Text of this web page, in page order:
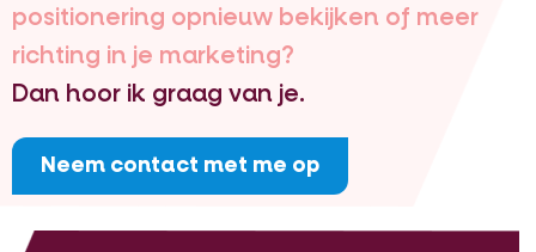
positionering opnieuw bekijken of meer
richting in je marketing?
Dan hoor ik graag van je.
Neem contact met me op